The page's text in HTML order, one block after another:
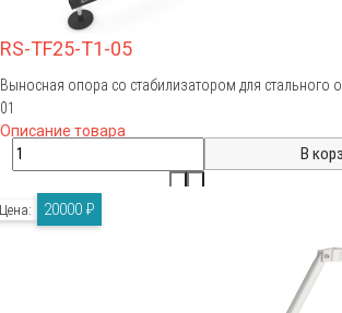
RS-TF25-T1-05
Выносная опора со стабилизатором для стального
01
Описание товара
Цена: 20000 ₽